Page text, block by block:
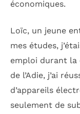
économiques.
Loïc, un jeune
mes études,
emploi durant la
de l’Adie, j’ai
d’appareils
seulement de